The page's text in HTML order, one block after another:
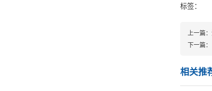
标签：
上一篇：
下一篇：
相关推